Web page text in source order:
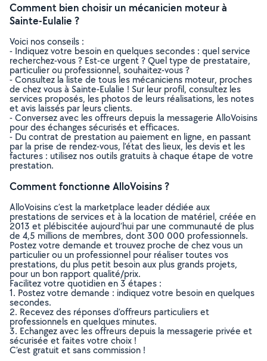
Comment bien choisir un mécanicien moteur à
Sainte-Eulalie ?
Voici nos conseils :
- Indiquez votre besoin en quelques secondes : quel service
recherchez-vous ? Est-ce urgent ? Quel type de prestataire,
particulier ou professionnel, souhaitez-vous ?
- Consultez la liste de tous les mécaniciens moteur, proches
de chez vous à Sainte-Eulalie ! Sur leur profil, consultez les
services proposés, les photos de leurs réalisations, les notes
et avis laissés par leurs clients.
- Conversez avec les offreurs depuis la messagerie AlloVoisins
pour des échanges sécurisés et efficaces.
- Du contrat de prestation au paiement en ligne, en passant
par la prise de rendez-vous, l’état des lieux, les devis et les
factures : utilisez nos outils gratuits à chaque étape de votre
prestation.
Comment fonctionne AlloVoisins ?
AlloVoisins c’est la marketplace leader dédiée aux
prestations de services et à la location de matériel, créée en
2013 et plébiscitée aujourd’hui par une communauté de plus
de 4,5 millions de membres, dont 300 000 professionnels.
Postez votre demande et trouvez proche de chez vous un
particulier ou un professionnel pour réaliser toutes vos
prestations, du plus petit besoin aux plus grands projets,
pour un bon rapport qualité/prix.
Facilitez votre quotidien en 3 étapes :
1. Postez votre demande : indiquez votre besoin en quelques
secondes.
2. Recevez des réponses d’offreurs particuliers et
professionnels en quelques minutes.
3. Echangez avec les offreurs depuis la messagerie privée et
sécurisée et faites votre choix !
C’est gratuit et sans commission !